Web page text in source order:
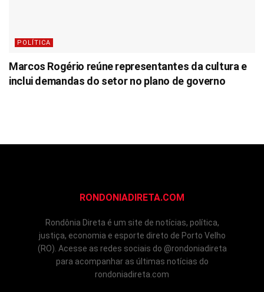
POLÍTICA
Marcos Rogério reúne representantes da cultura e
inclui demandas do setor no plano de governo
RONDONIADIRETA.COM
Rondônia Direta é um site de notícias, política,
justiça, economia e esporte direto de Porto Velho
(RO). Acesse as redes sociais do @rondoniadireta
para acompanhar as últimas notícias do
rondoniadireta.com